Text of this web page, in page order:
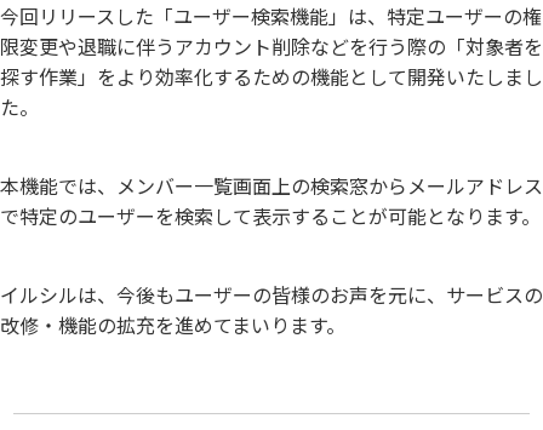
今回リリースした「ユーザー検索機能」は、特定ユーザーの権
限変更や退職に伴うアカウント削除などを行う際の「対象者を
探す作業」をより効率化するための機能として開発いたしまし
た。
本機能では、メンバー一覧画面上の検索窓からメールアドレス
で特定のユーザーを検索して表示することが可能となります。
イルシルは、今後もユーザーの皆様のお声を元に、サービスの
改修・機能の拡充を進めてまいります。